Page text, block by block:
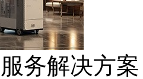
务解决方案